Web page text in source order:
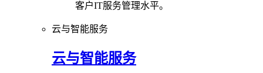
客户IT服务管理水平。
云与智能服务
云与智能服务